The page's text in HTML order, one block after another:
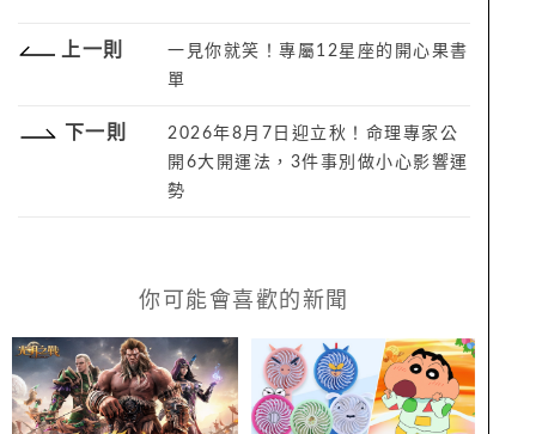
上一則
一見你就笑！專屬12星座的開心果書
單
下一則
2026年8月7日迎立秋！命理專家公
開6大開運法，3件事別做小心影響運
勢
你可能會喜歡的新聞